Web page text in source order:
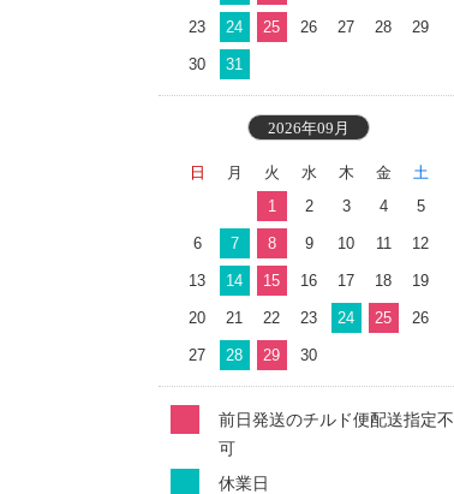
23 24 25 26 27 28 29
30 31
2026年09月
日 月 火 水 木 金
土
1
2 3 4 5
6 7 8 9 10 11 12
13 14 15 16 17 18 19
20 21 22 23 24 25 26
27 28 29 30
前日発送のチルド便配送指定不
可
休業日